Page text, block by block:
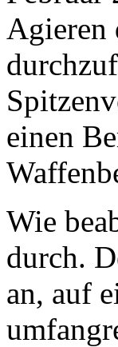
Agieren
einen
Wie
durch.
an, auf